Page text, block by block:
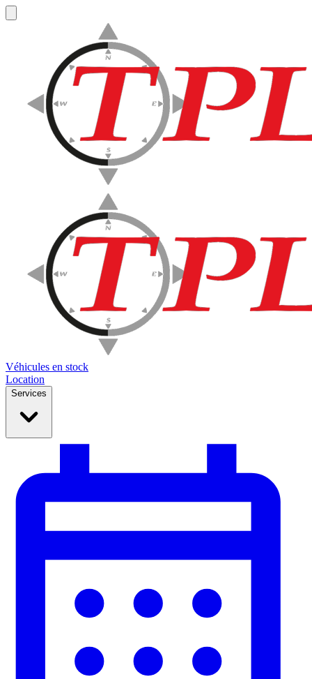
Véhicules en stock
Location
Services